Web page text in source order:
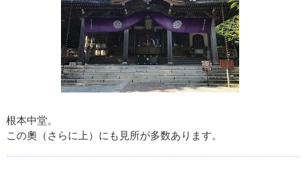
根本中堂。
この奧（さらに上）にも見所が多数あります。